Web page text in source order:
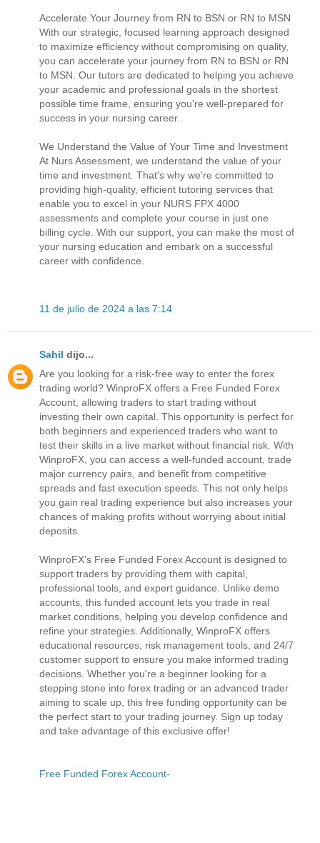
Accelerate Your Journey from RN to BSN or RN to MSN
With our strategic, focused learning approach designed
to maximize efficiency without compromising on quality,
you can accelerate your journey from RN to BSN or RN
to MSN. Our tutors are dedicated to helping you achieve
your academic and professional goals in the shortest
possible time frame, ensuring you're well-prepared for
success in your nursing career.
We Understand the Value of Your Time and Investment
At Nurs Assessment, we understand the value of your
time and investment. That's why we're committed to
providing high-quality, efficient tutoring services that
enable you to excel in your NURS FPX 4000
assessments and complete your course in just one
billing cycle. With our support, you can make the most of
your nursing education and embark on a successful
career with confidence.
11 de julio de 2024 a las 7:14
Sahil dijo...
Are you looking for a risk-free way to enter the forex
trading world? WinproFX offers a Free Funded Forex
Account, allowing traders to start trading without
investing their own capital. This opportunity is perfect for
both beginners and experienced traders who want to
test their skills in a live market without financial risk. With
WinproFX, you can access a well-funded account, trade
major currency pairs, and benefit from competitive
spreads and fast execution speeds. This not only helps
you gain real trading experience but also increases your
chances of making profits without worrying about initial
deposits.
WinproFX’s Free Funded Forex Account is designed to
support traders by providing them with capital,
professional tools, and expert guidance. Unlike demo
accounts, this funded account lets you trade in real
market conditions, helping you develop confidence and
refine your strategies. Additionally, WinproFX offers
educational resources, risk management tools, and 24/7
customer support to ensure you make informed trading
decisions. Whether you're a beginner looking for a
stepping stone into forex trading or an advanced trader
aiming to scale up, this free funding opportunity can be
the perfect start to your trading journey. Sign up today
and take advantage of this exclusive offer!
Free Funded Forex Account-